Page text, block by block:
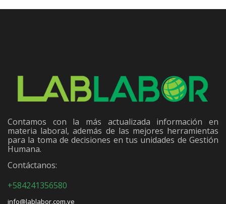
Contamos con la más actualizada información en
materia laboral, además de las mejores herramientas
para la toma de decisiones en tus unidades de Gestión
Humana.
Contáctanos:
+584241356580
info@lablabor.com.ve